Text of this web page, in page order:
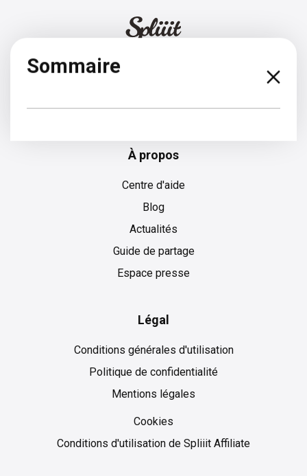
Sommaire
À propos
Centre d'aide
Blog
Actualités
Guide de partage
Espace presse
Légal
Conditions générales d'utilisation
Politique de confidentialité
Mentions légales
Cookies
Conditions d'utilisation de Spliiit Affiliate